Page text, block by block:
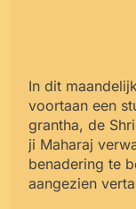
In dit
voortaan een
grantha, de
ji Maharaj
benadering te
aangezien